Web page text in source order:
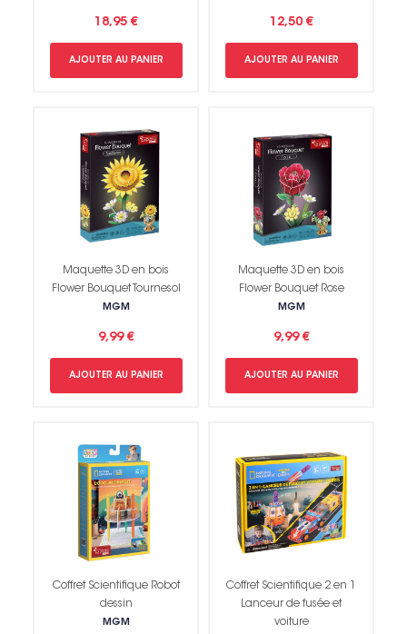
18,95 €
AJOUTER AU PANIER
12,50 €
AJOUTER AU PANIER
Maquette 3D en bois
Flower Bouquet Tournesol
MGM
9,99 €
AJOUTER AU PANIER
Maquette 3D en bois
Flower Bouquet Rose
MGM
9,99 €
AJOUTER AU PANIER
Coffret Scientifique Robot
dessin
MGM
Coffret Scientifique 2 en 1
Lanceur de fusée et
voiture